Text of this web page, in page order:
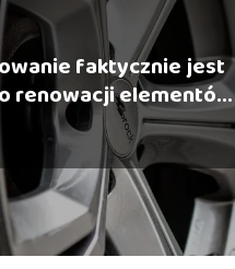
faktycznie jest
renowacji elementów